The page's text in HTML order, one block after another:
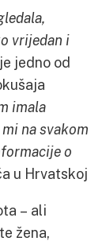
vrijedan i
jedno od
imala
na svakom
o
u Hrvatskoj
– ali
žena,